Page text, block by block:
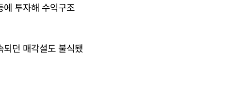
에 투자해 수익구조
던 매각설도 불식됐